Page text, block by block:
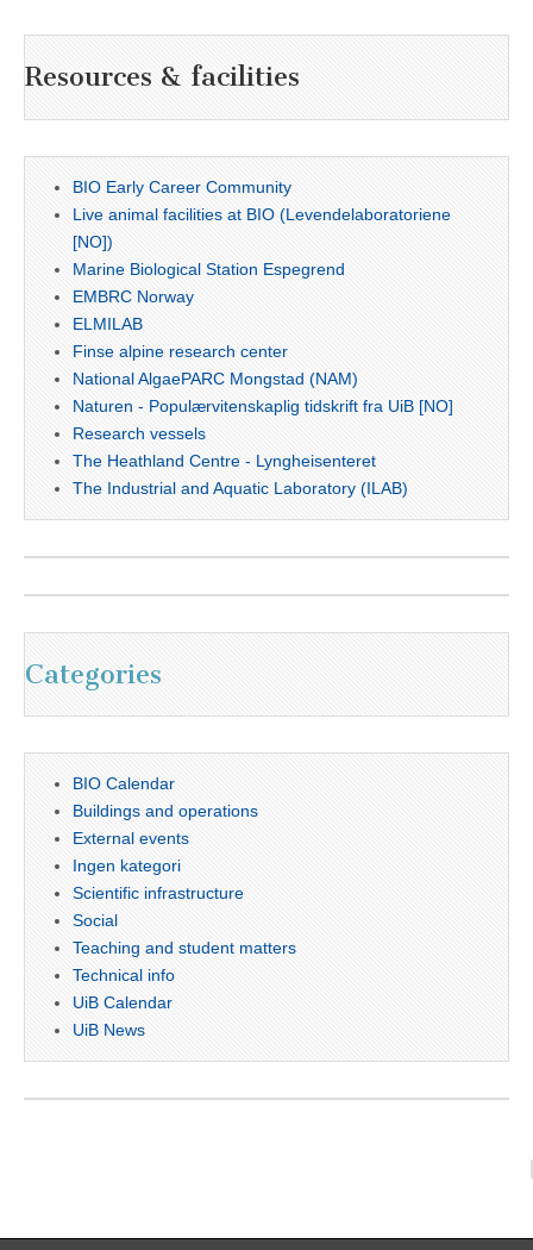
Resources & facilities
BIO Early Career Community
Live animal facilities at BIO (Levendelaboratoriene
[NO])
Marine Biological Station Espegrend
EMBRC Norway
ELMILAB
Finse alpine research center
National AlgaePARC Mongstad (NAM)
Naturen - Populærvitenskaplig tidskrift fra UiB [NO]
Research vessels
The Heathland Centre - Lyngheisenteret
The Industrial and Aquatic Laboratory (ILAB)
Categories
BIO Calendar
Buildings and operations
External events
Ingen kategori
Scientific infrastructure
Social
Teaching and student matters
Technical info
UiB Calendar
UiB News